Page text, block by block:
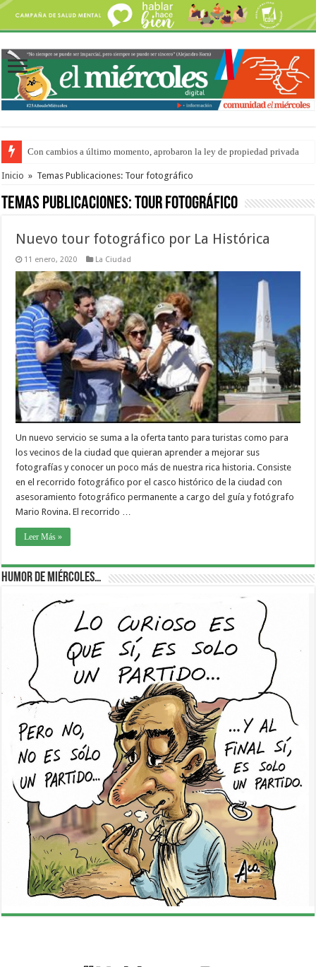
Con cambios a último momento, aprobaron la ley de propiedad privada
Del viernes 7 al domingo 9 de agosto: la agenda ¿A dónde ir? para este
Inicio » Temas Publicaciones: Tour fotográfico
Temas Publicaciones:Tour fotográfico
Nuevo tour fotográfico por La Histórica
11 enero, 2020 La Ciudad
Un nuevo servicio se suma a la oferta tanto para turistas como para
los vecinos de la ciudad que quieran aprender a mejorar sus
fotografías y conocer un poco más de nuestra rica historia. Consiste
en el recorrido fotográfico por el casco histórico de la ciudad con
asesoramiento fotográfico permanente a cargo del guía y fotógrafo
Mario Rovina. El recorrido …
Leer Más »
Humor de Miércoles…